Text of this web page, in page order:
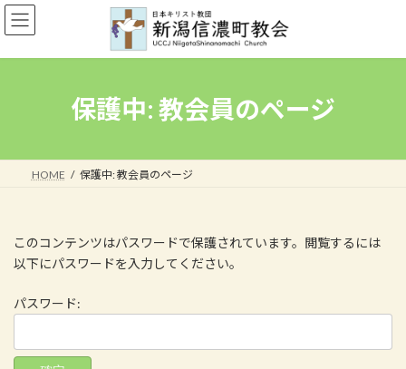
コ
ン
ン
ナ
ビ
ー
保護中: 教会員のページ
HOME 保護中: 教会員のページ
このコンテンツはパスワードで保護されています。閲覧するには
以下にパスワードを入力してください。
パスワード: